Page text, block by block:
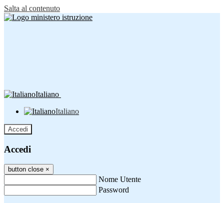
Salta al contenuto
Italiano
Italiano
Accedi
Accedi
button close ×
Nome Utente
Password